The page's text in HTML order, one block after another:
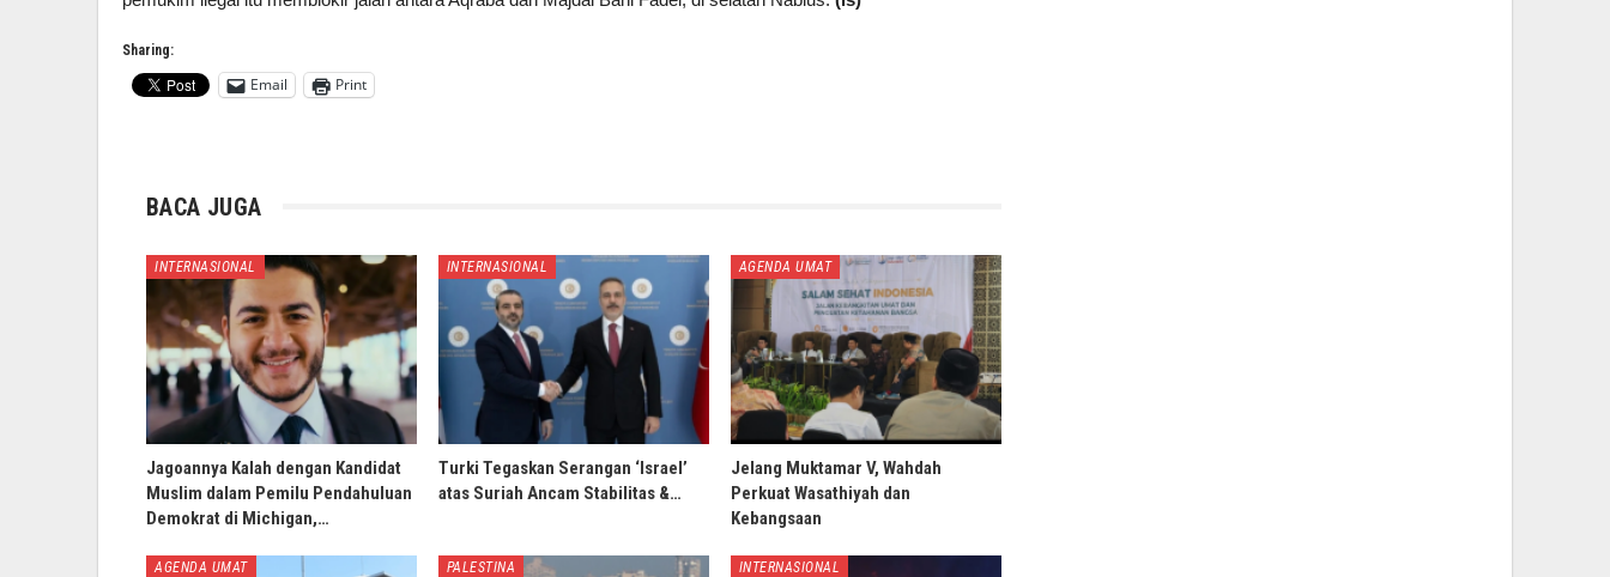
Sharing:
Email Print
BACA JUGA
INTERNASIONAL
Jagoannya Kalah dengan Kandidat
Muslim dalam Pemilu Pendahuluan
Demokrat di Michigan,…
INTERNASIONAL
Turki Tegaskan Serangan ‘Israel’
atas Suriah Ancam Stabilitas &…
AGENDA UMAT
Jelang Muktamar V, Wahdah
Perkuat Wasathiyah dan
Kebangsaan
AGENDA UMAT PALESTINA INTERNASIONAL